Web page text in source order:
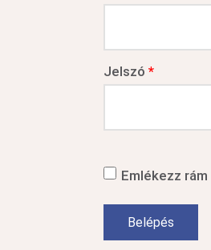
Jelszó *
Emlékezz rám
Belépés